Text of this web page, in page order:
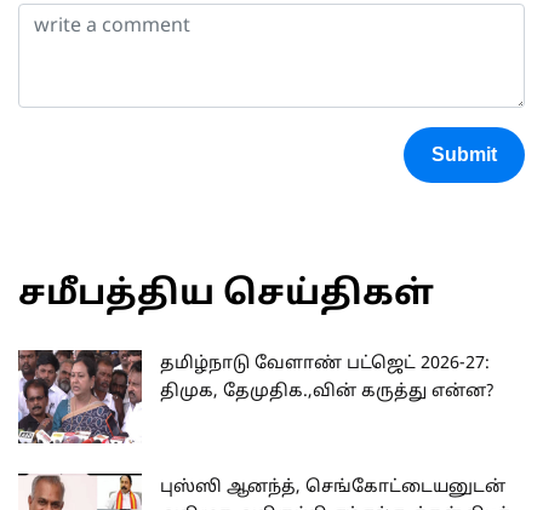
Submit
சமீபத்திய செய்திகள்
தமிழ்நாடு வேளாண் பட்ஜெட் 2026-27:
திமுக, தேமுதிக.,வின் கருத்து என்ன?
புஸ்ஸி ஆனந்த், செங்கோட்டையனுடன்